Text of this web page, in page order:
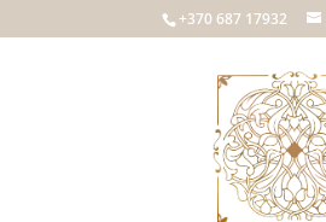
+370 687 17932